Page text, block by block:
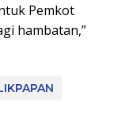
Pemkot
hambatan,”